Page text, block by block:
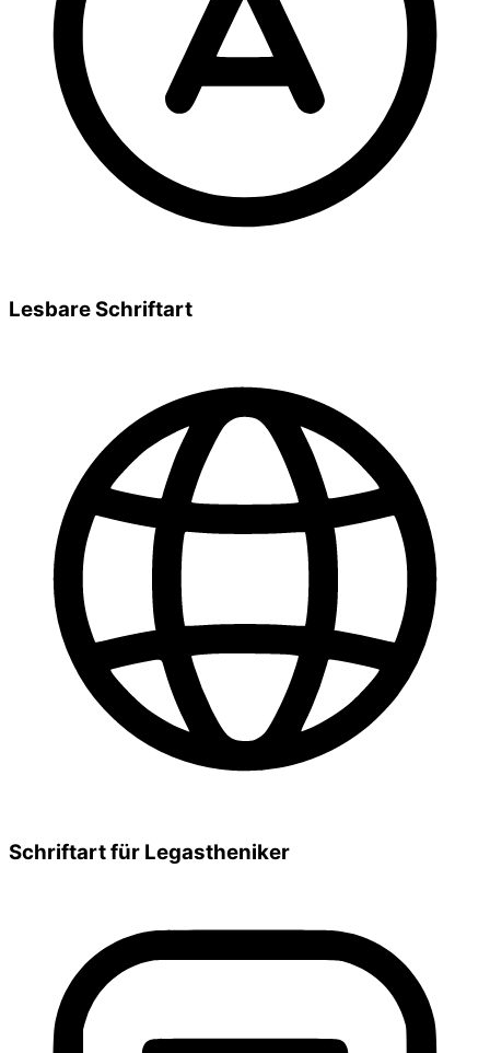
Lesbare Schriftart
Schriftart für Legastheniker